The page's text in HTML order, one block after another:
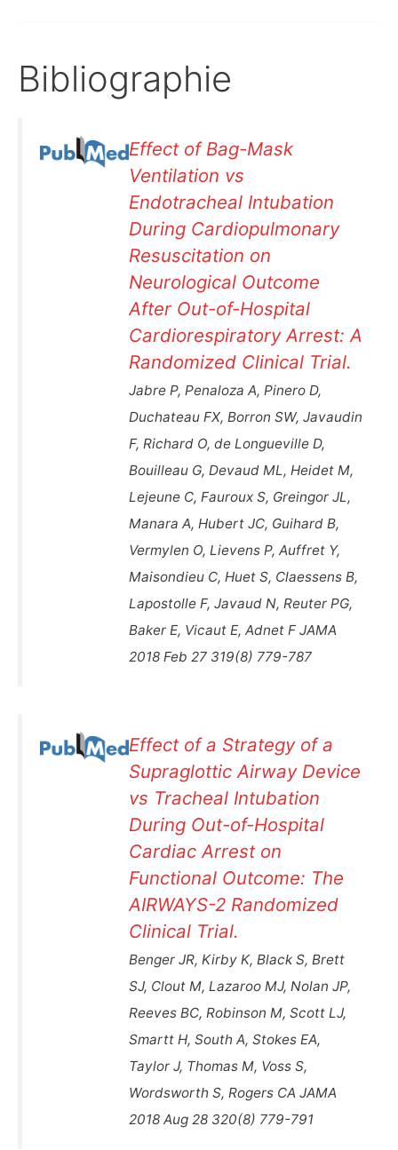
Bibliographie
Effect of Bag-Mask
Ventilation vs
Endotracheal Intubation
During Cardiopulmonary
Resuscitation on
Neurological Outcome
After Out-of-Hospital
Cardiorespiratory Arrest: A
Randomized Clinical Trial.
Jabre P, Penaloza A, Pinero D,
Duchateau FX, Borron SW, Javaudin
F, Richard O, de Longueville D,
Bouilleau G, Devaud ML, Heidet M,
Lejeune C, Fauroux S, Greingor JL,
Manara A, Hubert JC, Guihard B,
Vermylen O, Lievens P, Auffret Y,
Maisondieu C, Huet S, Claessens B,
Lapostolle F, Javaud N, Reuter PG,
Baker E, Vicaut E, Adnet F JAMA
2018 Feb 27 319(8) 779-787
Effect of a Strategy of a
Supraglottic Airway Device
vs Tracheal Intubation
During Out-of-Hospital
Cardiac Arrest on
Functional Outcome: The
AIRWAYS-2 Randomized
Clinical Trial.
Benger JR, Kirby K, Black S, Brett
SJ, Clout M, Lazaroo MJ, Nolan JP,
Reeves BC, Robinson M, Scott LJ,
Smartt H, South A, Stokes EA,
Taylor J, Thomas M, Voss S,
Wordsworth S, Rogers CA JAMA
2018 Aug 28 320(8) 779-791